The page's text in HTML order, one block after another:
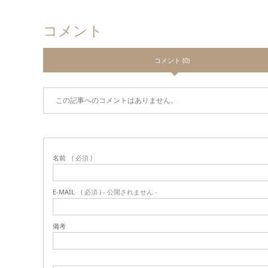
コメント
コメント (0)
この記事へのコメントはありません。
名前 ( 必須 )
E-MAIL ( 必須 ) - 公開されません -
備考